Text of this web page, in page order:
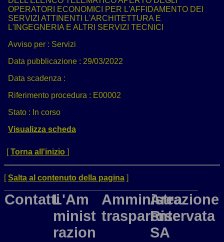
OPERATORI ECONOMICI PER L'AFFIDAMENTO DEI
SERVIZI ATTINENTI L'ARCHITETTURA E
L'INGEGNERIA E ALTRI SERVIZI TECNICI
Avviso per : Servizi
Data pubblicazione : 29/03/2022
Data scadenza :
Riferimento procedura : E00002
Stato : In corso
Visualizza scheda
[Torna all'inizio ]
[Salta al contenuto della pagina ]
ContattiL'Am
minist
razion
Amministrazione
trasparente
Area
Riservata
SA